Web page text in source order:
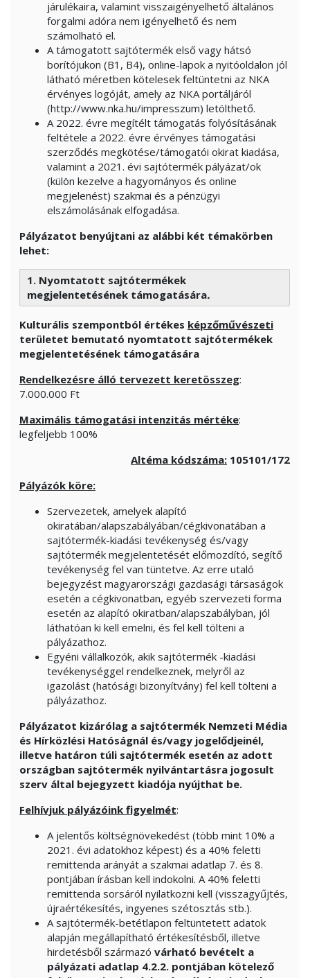
járulékaira, valamint visszaigényelhető általános
forgalmi adóra nem igényelhető és nem
számolható el.
A támogatott sajtótermék első vagy hátsó
borítójukon (B1, B4), online-lapok a nyitóoldalon jól
látható méretben kötelesek feltüntetni az NKA
érvényes logóját, amely az NKA portáljáról
(http://www.nka.hu/impresszum) letölthető.
A 2022. évre megítélt támogatás folyósításának
feltétele a 2022. évre érvényes támogatási
szerződés megkötése/támogatói okirat kiadása,
valamint a 2021. évi sajtótermék pályázat/ok
(külön kezelve a hagyományos és online
megjelenést) szakmai és a pénzügyi
elszámolásának elfogadása.
Pályázatot benyújtani az alábbi két témakörben
lehet:
1. Nyomtatott sajtótermékek
megjelentetésének támogatására.
Kulturális szempontból értékes képzőművészeti
területet bemutató nyomtatott sajtótermékek
megjelentetésének támogatására
Rendelkezésre álló tervezett keretösszeg:
7.000.000 Ft
Maximális támogatási intenzitás mértéke:
legfeljebb 100%
Altéma kódszáma: 105101/172
Pályázók köre:
Szervezetek, amelyek alapító
okiratában/alapszabályában/cégkivonatában a
sajtótermék-kiadási tevékenység és/vagy
sajtótermék megjelentetését előmozdító, segítő
tevékenység fel van tüntetve. Az erre utaló
bejegyzést magyarországi gazdasági társaságok
esetén a cégkivonatban, egyéb szervezeti forma
esetén az alapító okiratban/alapszabályban, jól
láthatóan ki kell emelni, és fel kell tölteni a
pályázathoz.
Egyéni vállalkozók, akik sajtótermék -kiadási
tevékenységgel rendelkeznek, melyről az
igazolást (hatósági bizonyítvány) fel kell tölteni a
pályázathoz.
Pályázatot kizárólag a sajtótermék Nemzeti Média
és Hírközlési Hatóságnál és/vagy jogelődjeinél,
illetve határon túli sajtótermék esetén az adott
országban sajtótermék nyilvántartásra jogosult
szerv által bejegyzett kiadója nyújthat be.
Felhívjuk pályázóink figyelmét:
A jelentős költségnövekedést (több mint 10% a
2021. évi adatokhoz képest) és a 40% feletti
remittenda arányát a szakmai adatlap 7. és 8.
pontjában írásban kell indokolni. A 40% feletti
remittenda sorsáról nyilatkozni kell (visszagyűjtés,
újraértékesítés, ingyenes szétosztás stb.).
A sajtótermék-betétlapon feltüntetett adatok
alapján megállapítható értékesítésből, illetve
hirdetésből származó várható bevételt a
pályázati adatlap 4.2.2. pontjában kötelező